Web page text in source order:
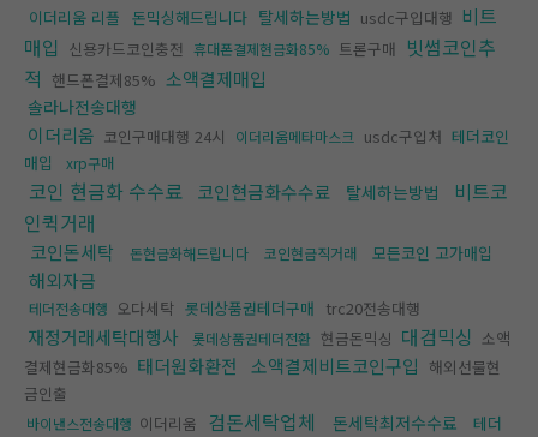
이더리움 리플 돈믹싱해드립니다 탈세하는방법 usdc구입대행 비트
매입 신용카드코인충전 휴대폰결제현금화85% 트론구매 빗썸코인추
적 핸드폰결제85% 소액결제매입
솔라나전송대행
이더리움 코인구매대행 24시 이더리움메타마스크 usdc구입처 테더코인
매입
xrp구매
코인 현금화 수수료 코인현금화수수료 탈세하는방법
비트코
인퀵거래
코인돈세탁 돈현금화해드립니다 코인현금직거래 모든코인 고가매입
해외자금
테더전송대행 오다세탁 롯데상품권테더구매 trc20전송대행
재정거래세탁대행사 롯데상품권테더전환 현금돈믹싱 대검믹싱 소액
결제현금화85% 태더원화환전 소액결제비트코인구입 해외선물현
금인출
바이낸스전송대행 이더리움 검돈세탁업체 돈세탁최저수수료
테더